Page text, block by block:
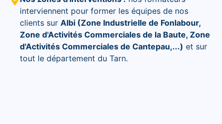
interviennent pour former les équipes de nos
clients sur Albi (Zone Industrielle de Fonlabour,
Zone d'Activités Commerciales de la Baute, Zone
d'Activités Commerciales de Cantepau,...) et sur
tout le département du Tarn.